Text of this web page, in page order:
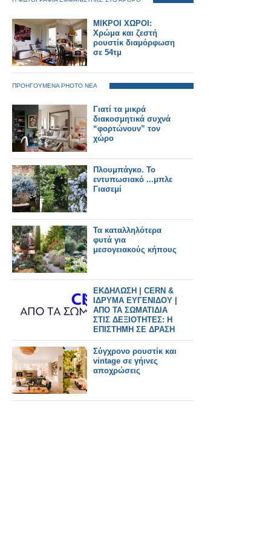
ΜΙΚΡΟΙ ΧΩΡΟΙ:
Χρώμα και ζεστή
ρουστίκ διαμόρφωση
σε 54τμ
ΠΡΟΗΓΟΥΜΕΝΑ PHOTO ΝΕΑ
Γιατί τα μικρά
διακοσμητικά συχνά
“φορτώνουν” τον
χώρο
Πλουμπάγκο. Το
εντυπωσιακό ...μπλε
Γιασεμί
Τα καταλληλότερα
φυτά για
μεσογειακούς κήπους
ΕΚΔΗΛΩΣΗ | CERN &
ΙΔΡΥΜΑ ΕΥΓΕΝΙΔΟΥ |
ΑΠΟ ΤΑ ΣΩΜΑΤΙΔΙΑ
ΣΤΙΣ ΔΕΞΙΟΤΗΤΕΣ: Η
ΕΠΙΣΤΗΜΗ ΣΕ ΔΡΑΣΗ
Σύγχρονο ρουστίκ και
vintage σε γήινες
αποχρώσεις